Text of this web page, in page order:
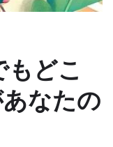
もどこ
なたの